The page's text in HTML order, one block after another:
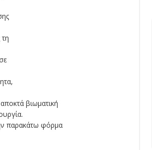
βιωματική
παρακάτω φόρμα